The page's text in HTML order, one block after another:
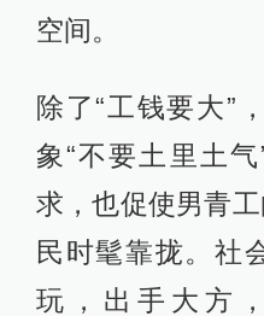
空间。
除了“工钱要大”
象“不要土里土气
求，也促使男青
民时髦靠拢。社
玩，出手大方